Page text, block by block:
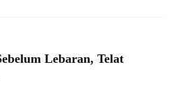
Lebaran, Telat